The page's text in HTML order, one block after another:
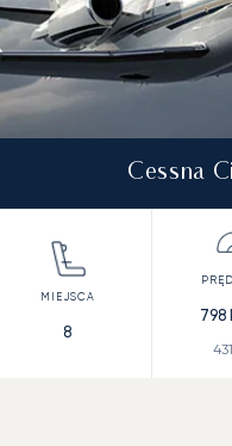
Cessna
8
798
431